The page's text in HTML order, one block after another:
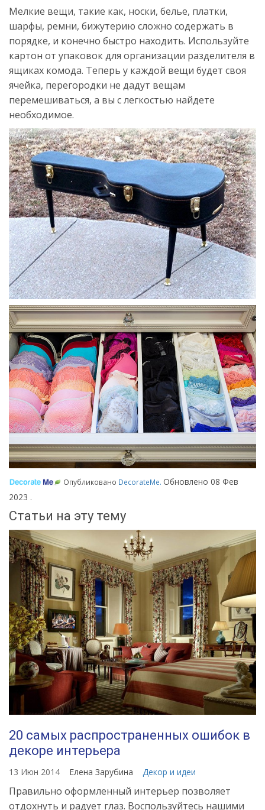
Мелкие вещи, такие как, носки, белье, платки,
шарфы, ремни, бижутерию сложно содержать в
порядке, и конечно быстро находить. Используйте
картон от упаковок для организации разделителя в
ящиках комода. Теперь у каждой вещи будет своя
ячейка, перегородки не дадут вещам
перемешиваться, а вы с легкостью найдете
необходимое.
Опубликовано DecorateMe. Обновлено 08 Фев
2023 .
Статьи на эту тему
20 самых распространенных ошибок в
декоре интерьера
13 Июн 2014 Елена Зарубина Декор и идеи
Правильно оформленный интерьер позволяет
отдохнуть и радует глаз. Воспользуйтесь нашими